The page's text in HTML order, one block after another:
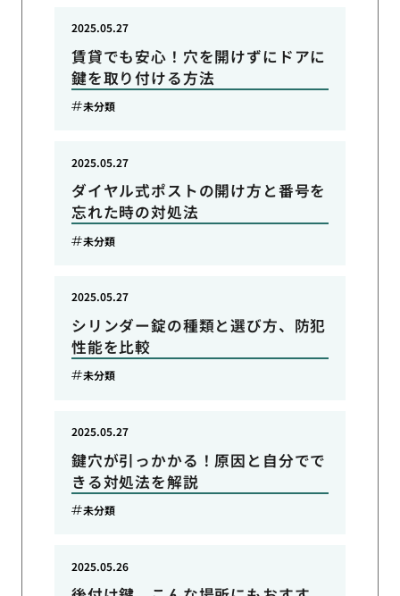
賃貸でも安心！穴を開けずにドアに
鍵を取り付ける方法
2025.05.27
未分類
ダイヤル式ポストの開け方と番号を
忘れた時の対処法
2025.05.27
未分類
シリンダー錠の種類と選び方、防犯
性能を比較
2025.05.27
未分類
鍵穴が引っかかる！原因と自分でで
きる対処法を解説
2025.05.27
未分類
2025.05.26